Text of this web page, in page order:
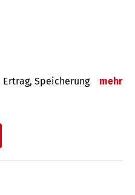
Speicherung mehr